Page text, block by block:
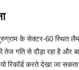
के सेक्टर-60 स्थित
तेज गति से दौड़ा रहा है और
रिकॉर्ड करते देखा जा